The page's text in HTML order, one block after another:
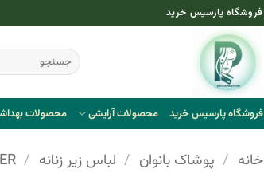
فروشگاه پارسیس خرید
جستجو
برای:
فروشگاه پارسیس خرید محصولات آرایشی محصولات
خانه / پوشاک بانوان / لباس زیر زنانه /